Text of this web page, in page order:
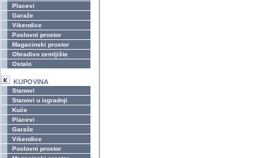
Placevi
Garaže
Vikendice
Poslovni prostor
Magacinski prostor
Obradivo zemljište
Ostalo
KUPOVINA
Stanovi
Stanovi u izgradnji
Kuće
Placevi
Garaže
Vikendice
Poslovni prostor